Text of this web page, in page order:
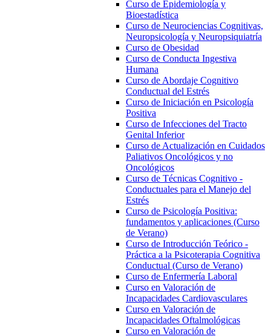
Curso de Epidemiología y
Bioestadística
Curso de Neurociencias Cognitivas,
Neuropsicología y Neuropsiquiatría
Curso de Obesidad
Curso de Conducta Ingestiva
Humana
Curso de Abordaje Cognitivo
Conductual del Estrés
Curso de Iniciación en Psicología
Positiva
Curso de Infecciones del Tracto
Genital Inferior
Curso de Actualización en Cuidados
Paliativos Oncológicos y no
Oncológicos
Curso de Técnicas Cognitivo -
Conductuales para el Manejo del
Estrés
Curso de Psicología Positiva:
fundamentos y aplicaciones (Curso
de Verano)
Curso de Introducción Teórico -
Práctica a la Psicoterapia Cognitiva
Conductual (Curso de Verano)
Curso de Enfermería Laboral
Curso en Valoración de
Incapacidades Cardiovasculares
Curso en Valoración de
Incapacidades Oftalmológicas
Curso en Valoración de